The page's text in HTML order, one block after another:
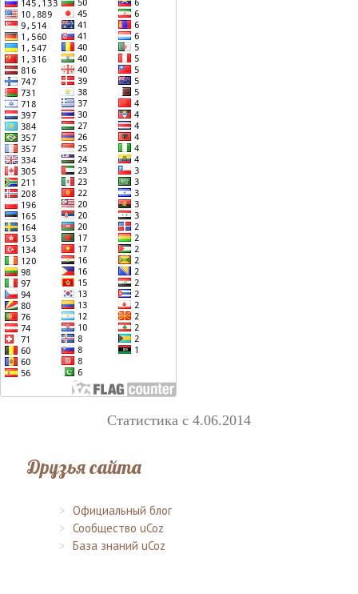
Статистика с 4.06.2014
Друзья сайта
Официальный блог
Сообщество uCoz
База знаний uCoz